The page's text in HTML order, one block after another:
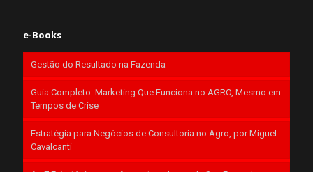
e-Books
Gestão do Resultado na Fazenda
Guia Completo: Marketing Que Funciona no AGRO, Mesmo em
Tempos de Crise
Estratégia para Negócios de Consultoria no Agro, por Miguel
Cavalcanti